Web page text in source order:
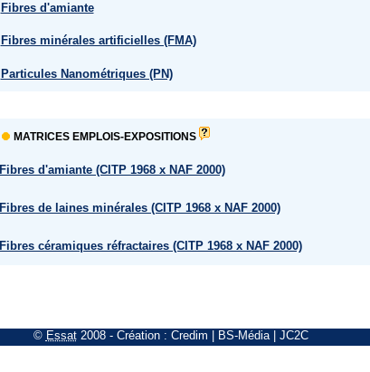
Fibres d'amiante
Fibres minérales artificielles (FMA)
Particules Nanométriques (PN)
MATRICES EMPLOIS-EXPOSITIONS
Fibres d'amiante (CITP 1968 x NAF 2000)
Fibres de laines minérales (CITP 1968 x NAF 2000)
Fibres céramiques réfractaires (CITP 1968 x NAF 2000)
© Essat2008 - Création : Credim BS-Média| JC2C